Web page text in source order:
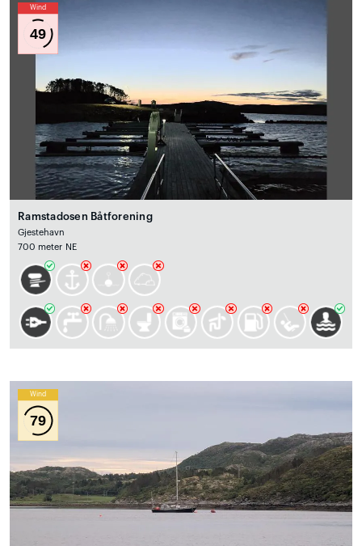
Wind
49
Ramstadosen Båtforening
Gjestehavn
700 meter NE
Wind
79